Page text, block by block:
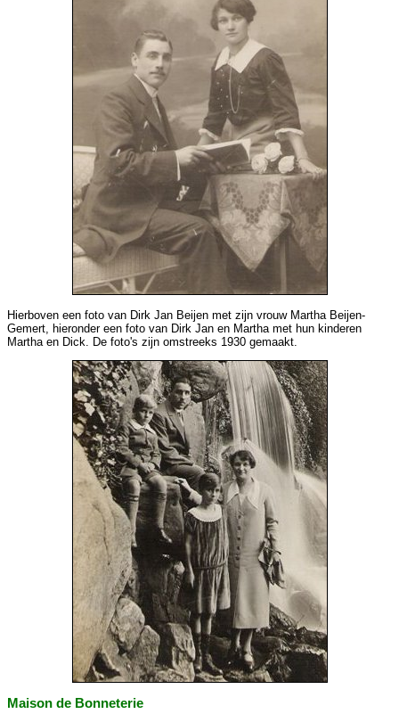
Hierboven een foto van Dirk Jan Beijen met zijn vrouw Martha Beijen-
Gemert, hieronder een foto van Dirk Jan en Martha met hun kinderen
Martha en Dick. De foto's zijn omstreeks 1930 gemaakt.
Maison de Bonneterie